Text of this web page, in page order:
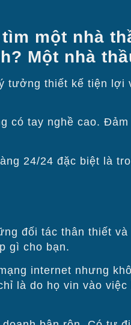
một nhà
Một nhà
tưởng thiết kế tiện lợi
có tay nghề cao.
24/24 đặc biệt là
đối tác thân thiết
gì cho bạn.
internet nhưng
là do họ vin vào